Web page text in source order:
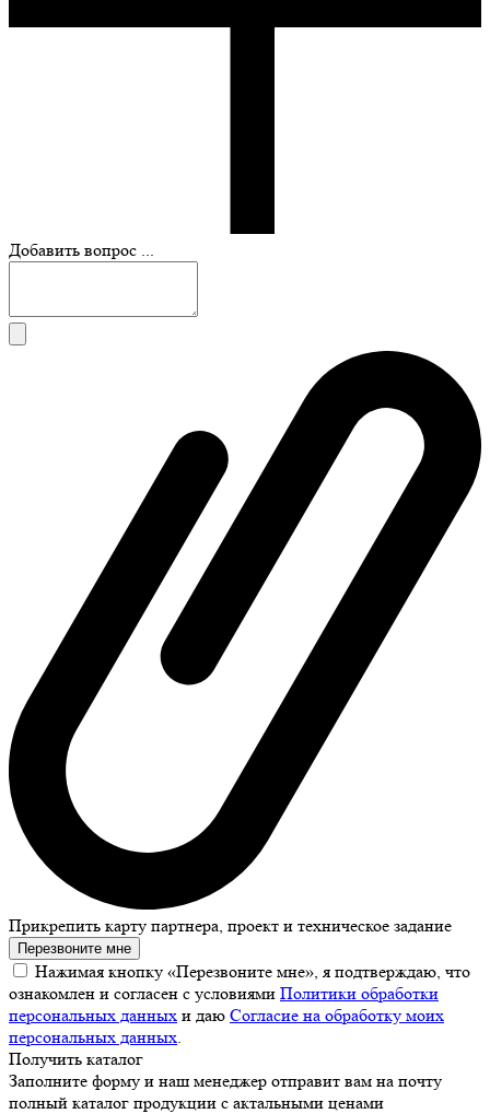
Добавить вопрос ...
Прикрепить карту партнера, проект и техническое задание
Перезвоните мне
Нажимая кнопку «Перезвоните мне», я подтверждаю, что
ознакомлен и согласен с условиями Политики обработки
персональных данных и даю Согласие на обработку моих
персональных данных.
Получить каталог
Заполните форму и наш менеджер отправит вам на почту
полный каталог продукции с актальными ценами